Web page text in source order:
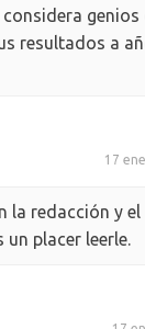
considera genios
resultados a
17
la redacción y
un placer leerle.